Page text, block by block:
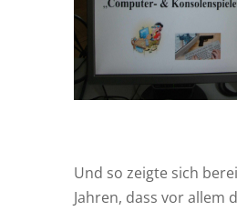
Und so zeigte sich
Jahren, dass vor allem